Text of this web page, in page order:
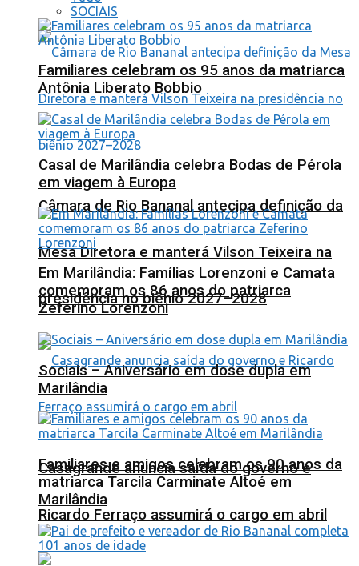
Câmara de Rio Bananal antecipa definição da
Mesa Diretora e manterá Vilson Teixeira na
presidência no biênio 2027–2028
Casagrande anuncia saída do governo e
Ricardo Ferraço assumirá o cargo em abril
SOCIAIS
Familiares celebram os 95 anos da matriarca
Antônia Liberato Bobbio
Casal de Marilândia celebra Bodas de Pérola
em viagem à Europa
Em Marilândia: Famílias Lorenzoni e Camata
comemoram os 86 anos do patriarca
Zeferino Lorenzoni
Sociais – Aniversário em dose dupla em
Marilândia
Familiares e amigos celebram os 90 anos da
matriarca Tarcila Carminate Altoé em
Marilândia